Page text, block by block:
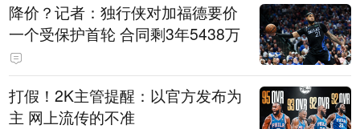
降价？记者：独行侠对加福德要价
一个受保护首轮 合同剩3年5438万
打假！2K主管提醒：以官方发布为
主 网上流传的不准